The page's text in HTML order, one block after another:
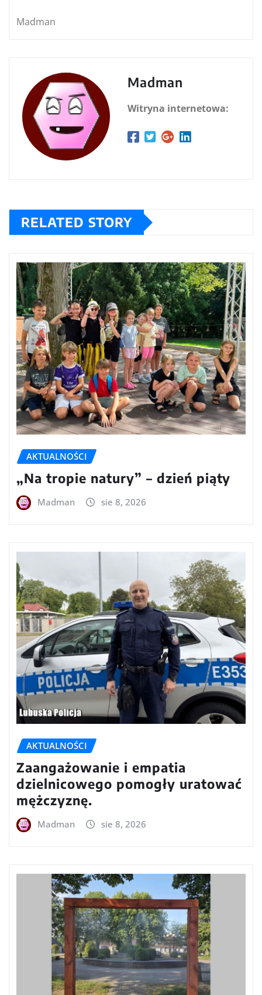
Madman
Madman
Witryna internetowa:
RELATED STORY
AKTUALNOŚCI
„Na tropie natury” – dzień piąty
Madman sie 8, 2026
AKTUALNOŚCI
Zaangażowanie i empatia
dzielnicowego pomogły uratować
mężczyznę.
Madman sie 8, 2026